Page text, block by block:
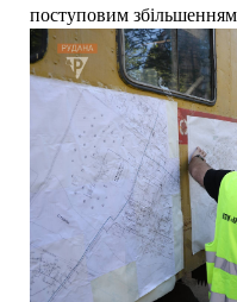
поступовим збільшенням